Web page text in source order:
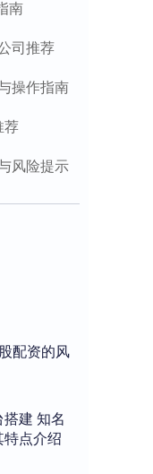
南
司推荐
操作指南
荐
风险提示
配资的风
建 知名
点介绍